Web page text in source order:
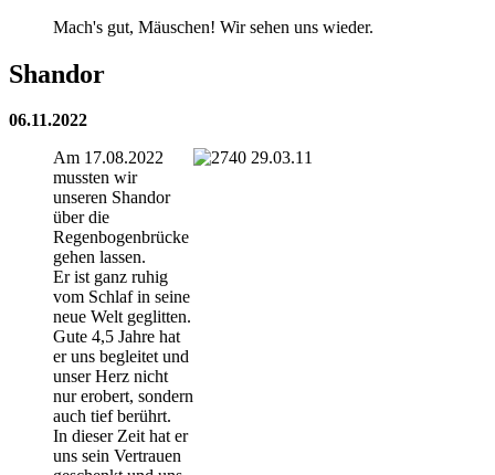
Mach's gut, Mäuschen! Wir sehen uns wieder.
Shandor
06.11.2022
Am 17.08.2022
mussten wir
unseren Shandor
über die
Regenbogenbrücke
gehen lassen.
Er ist ganz ruhig
vom Schlaf in seine
neue Welt geglitten.
Gute 4,5 Jahre hat
er uns begleitet und
unser Herz nicht
nur erobert, sondern
auch tief berührt.
In dieser Zeit hat er
uns sein Vertrauen